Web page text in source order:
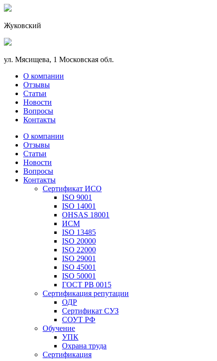
Жуковский
ул. Мясищева, 1 Московская обл.
О компании
Отзывы
Статьи
Новости
Вопросы
Контакты
О компании
Отзывы
Статьи
Новости
Вопросы
Контакты
Сертификат ИСО
ISO 9001
ISO 14001
OHSAS 18001
ИСМ
ISO 13485
ISO 20000
ISO 22000
ISO 29001
ISO 45001
ISO 50001
ГОСТ РВ 0015
Сертификация репутации
ОДР
Сертификат СУЗ
СОУТ РФ
Обучение
УПК
Охрана труда
Сертификация